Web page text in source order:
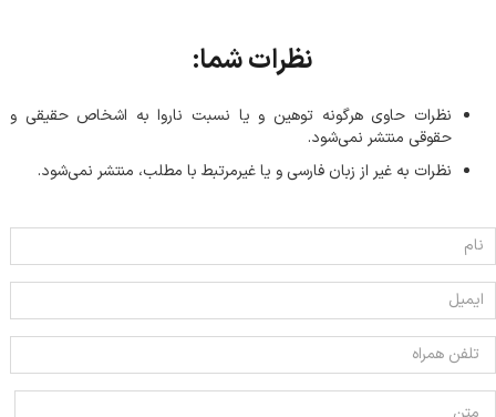
نظرات شما:
نظرات حاوی هرگونه توهین و یا نسبت ناروا به اشخاص حقیقی و
حقوقی منتشر نمی‌شود.
نظرات به غیر از زبان فارسی و یا غیر‌مرتبط با مطلب، منتشر نمی‌شود.